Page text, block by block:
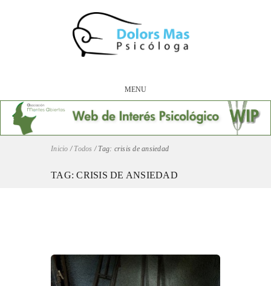
MENU
Inicio / Todos / Tag: crisis de ansiedad
TAG: CRISIS DE ANSIEDAD